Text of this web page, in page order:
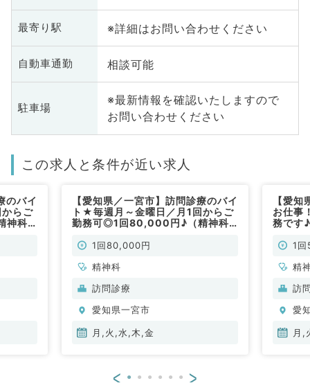
最寄り駅 ※詳細はお問い合わせください
自動車通勤 相談可能
駐車場
※最新情報を確認いたしますので
お問い合わせください
この求人と条件が近い求人
のバイ
らご
神科
【愛知県／一宮市】訪問診療のバイ
ト★毎週月～金曜日／月1回からご
勤務可◎1回80,000円♪（精神科
1回80,000円
精神科
訪問診療
愛知県一宮市
月,火,水,木,金
【愛
お仕事
務です
1
精
訪
愛
月,
< >